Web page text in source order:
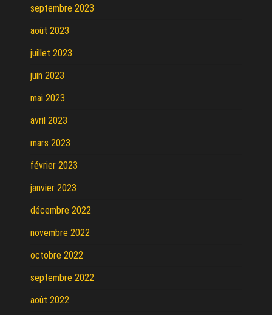
septembre 2023
août 2023
juillet 2023
juin 2023
mai 2023
avril 2023
mars 2023
février 2023
janvier 2023
décembre 2022
novembre 2022
octobre 2022
septembre 2022
août 2022